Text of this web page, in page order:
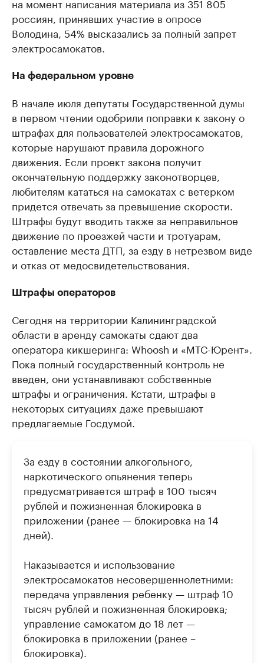
россиян, принявших участие в опросе
Володина, 54% высказались за полный запрет
электросамокатов.
На федеральном уровне
В начале июля депутаты Государственной думы
в первом чтении одобрили поправки к закону о
штрафах для пользователей электросамокатов,
которые нарушают правила дорожного
движения. Если проект закона получит
окончательную поддержку законотворцев,
любителям кататься на самокатах с ветерком
придется отвечать за превышение скорости.
Штрафы будут вводить также за неправильное
движение по проезжей части и тротуарам,
оставление места ДТП, за езду в нетрезвом виде
и отказ от медосвидетельствования.
Штрафы операторов
Сегодня на территории Калининградской
области в аренду самокаты сдают два
оператора кикшеринга: Whoosh и «МТС-Юрент».
Пока полный государственный контроль не
введен, они устанавливают собственные
штрафы и ограничения. Кстати, штрафы в
некоторых ситуациях даже превышают
предлагаемые Госдумой.
За езду в состоянии алкогольного,
наркотического опьянения теперь
предусматривается штраф в 100 тысяч
рублей и пожизненная блокировка в
приложении (ранее — блокировка на 14
дней).
Наказывается и использование
электросамокатов несовершеннолетними:
передача управления ребенку — штраф 10
тысяч рублей и пожизненная блокировка;
управление самокатом до 18 лет —
блокировка в приложении (ранее –
блокировка).